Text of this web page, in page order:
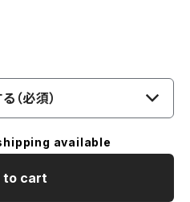
（必須）
available
to cart